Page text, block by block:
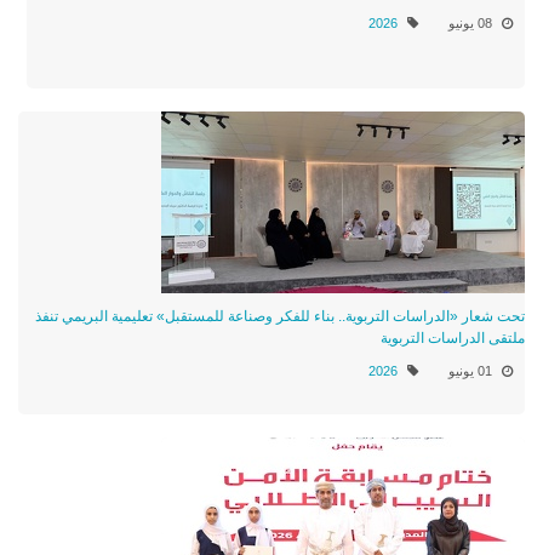
08 يونيو 2026
تحت شعار «الدراسات التربوية.. بناء للفكر وصناعة للمستقبل» تعليمية البريمي تنفذ
ملتقى الدراسات التربوية
01 يونيو 2026